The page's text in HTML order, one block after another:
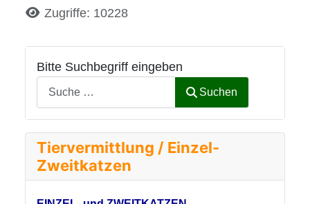
Bitte Suchbegriff eingeben
Suchen
Tiervermittlung / Einzel-
Zweitkatzen
DetailsZugriffe: 10228